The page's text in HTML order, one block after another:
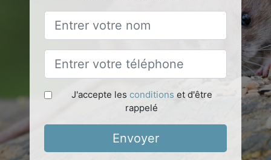
J'accepte les conditions et d'être
rappelé
Envoyer